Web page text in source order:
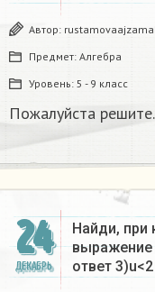
Автор:
Предмет: Алгебра
Уровень: 5 - 9 класс
Пожалуйста
24
ДЕКАБРЬ
Найди, при
выражение
ответ